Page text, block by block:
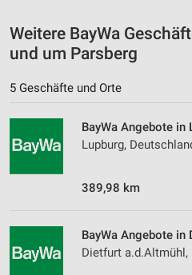
Weitere BayWa
und um Parsberg
5 Geschäfte und Orte
BayWa Angebote in
Lupburg,
389,98 km
BayWa Angebote
Dietfurt a.d.Altmühl,